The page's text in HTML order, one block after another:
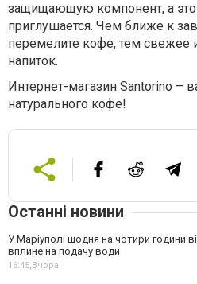
защищающую компонент, а это
приглушается. Чем ближе к
перемелите кофе, тем свежее
напиток.
Интернет-магазин Santorino
натурального кофе!
Останні новини
У Маріуполі щодня на чотири години
вплине на подачу води
16:45,Вчора